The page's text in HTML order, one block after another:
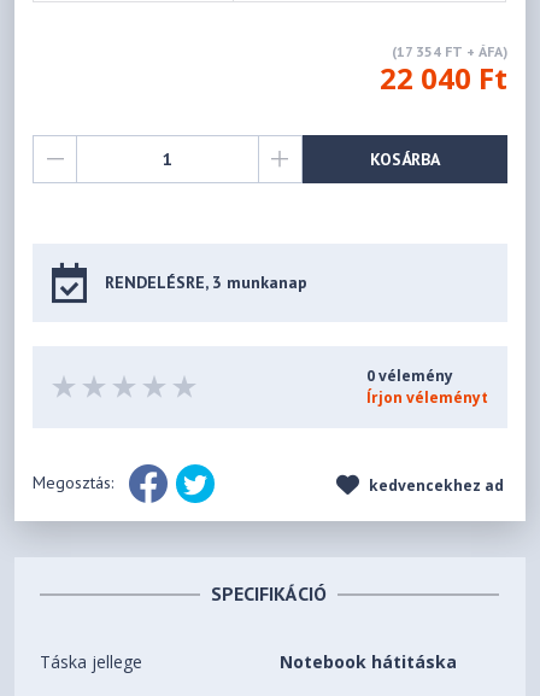
(17 354 FT + ÁFA)
22 040 Ft
KOSÁRBA
RENDELÉSRE, 3 munkanap
0 vélemény
Írjon véleményt
Megosztás: kedvencekhez ad
SPECIFIKÁCIÓ
Táska jellege Notebook hátitáska